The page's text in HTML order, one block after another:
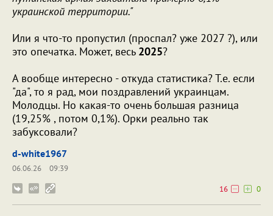
украинской территории."
Или я что-то пропустил (проспал? уже 2027 ?), или
это опечатка. Может, весь 2025?
А вообще интересно - откуда статистика? Т.е. если
"да", то я рад, мои поздравлений украинцам.
Молодцы. Но какая-то очень большая разница
(19,25% , потом 0,1%). Орки реально так
забуксовали?
d-white1967
06.06.26
09:39
16
0